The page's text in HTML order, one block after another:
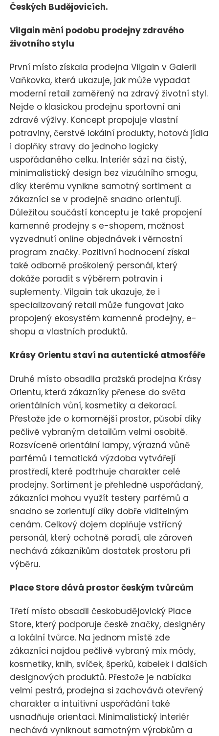
Českých Budějovicích.
Vilgain mění podobu prodejny zdravého
životního stylu
První místo získala prodejna Vilgain v Galerii
Vaňkovka, která ukazuje, jak může vypadat
moderní retail zaměřený na zdravý životní styl.
Nejde o klasickou prodejnu sportovní ani
zdravé výživy. Koncept propojuje vlastní
potraviny, čerstvé lokální produkty, hotová jídla
i doplňky stravy do jednoho logicky
uspořádaného celku. Interiér sází na čistý,
minimalistický design bez vizuálního smogu,
díky kterému vynikne samotný sortiment a
zákazníci se v prodejně snadno orientují.
Důležitou součástí konceptu je také propojení
kamenné prodejny s e-shopem, možnost
vyzvednutí online objednávek i věrnostní
program značky. Pozitivní hodnocení získal
také odborně proškolený personál, který
dokáže poradit s výběrem potravin i
suplementy. Vilgain tak ukazuje, že i
specializovaný retail může fungovat jako
propojený ekosystém kamenné prodejny, e-
shopu a vlastních produktů.
Krásy Orientu staví na autentické atmosféře
Druhé místo obsadila pražská prodejna Krásy
Orientu, která zákazníky přenese do světa
orientálních vůní, kosmetiky a dekorací.
Přestože jde o komornější prostor, působí díky
pečlivě vybraným detailům velmi osobitě.
Rozsvícené orientální lampy, výrazná vůně
parfémů i tematická výzdoba vytvářejí
prostředí, které podtrhuje charakter celé
prodejny. Sortiment je přehledně uspořádaný,
zákazníci mohou využít testery parfémů a
snadno se zorientují díky dobře viditelným
cenám. Celkový dojem doplňuje vstřícný
personál, který ochotně poradí, ale zároveň
nechává zákazníkům dostatek prostoru při
výběru.
Place Store dává prostor českým tvůrcům
Třetí místo obsadil českobudějovický Place
Store, který podporuje české značky, designéry
a lokální tvůrce. Na jednom místě zde
zákazníci najdou pečlivě vybraný mix módy,
kosmetiky, knih, svíček, šperků, kabelek i dalších
designových produktů. Přestože je nabídka
velmi pestrá, prodejna si zachovává otevřený
charakter a intuitivní uspořádání také
usnadňuje orientaci. Minimalistický interiér
nechává vyniknout samotným výrobkům a